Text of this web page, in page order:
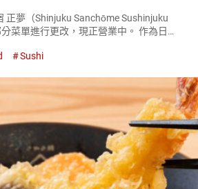
正夢（Shinjuku Sanchōme Sushinjuku
菜單進行更改，現正營業中。 作為日本
象的新時...
Sushi